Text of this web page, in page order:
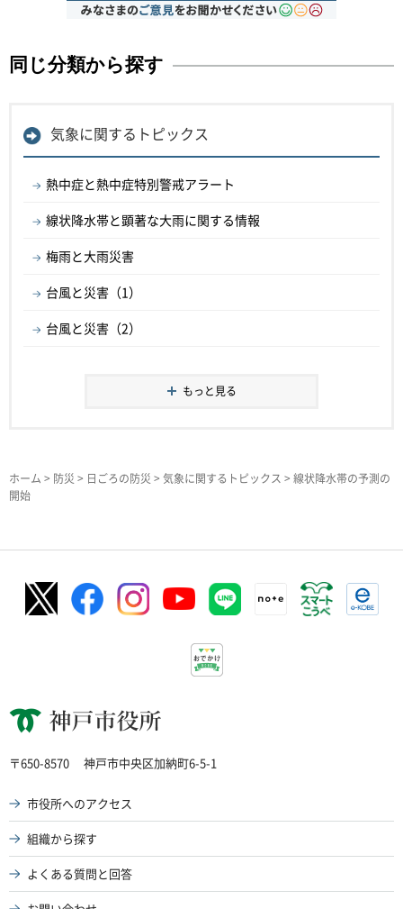
同じ分類から探す
気象に関するトピックス
熱中症と熱中症特別警戒アラート
線状降水帯と顕著な大雨に関する情報
梅雨と大雨災害
台風と災害（1）
台風と災害（2）
もっと見る
ホーム > 防災 > 日ごろの防災 > 気象に関するトピックス > 線状降水帯の予測の
開始
神戸市役所
〒650-8570 神戸市中央区加納町6-5-1
市役所へのアクセス
組織から探す
よくある質問と回答